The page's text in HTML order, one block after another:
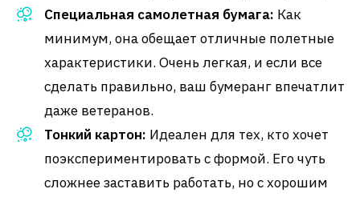
Специальная самолетная бумага: Как
минимум, она обещает отличные полетные
характеристики. Очень легкая, и если все
сделать правильно, ваш бумеранг впечатлит
даже ветеранов.
Тонкий картон: Идеален для тех, кто хочет
поэкспериментировать с формой. Его чуть
сложнее заставить работать, но с хорошим